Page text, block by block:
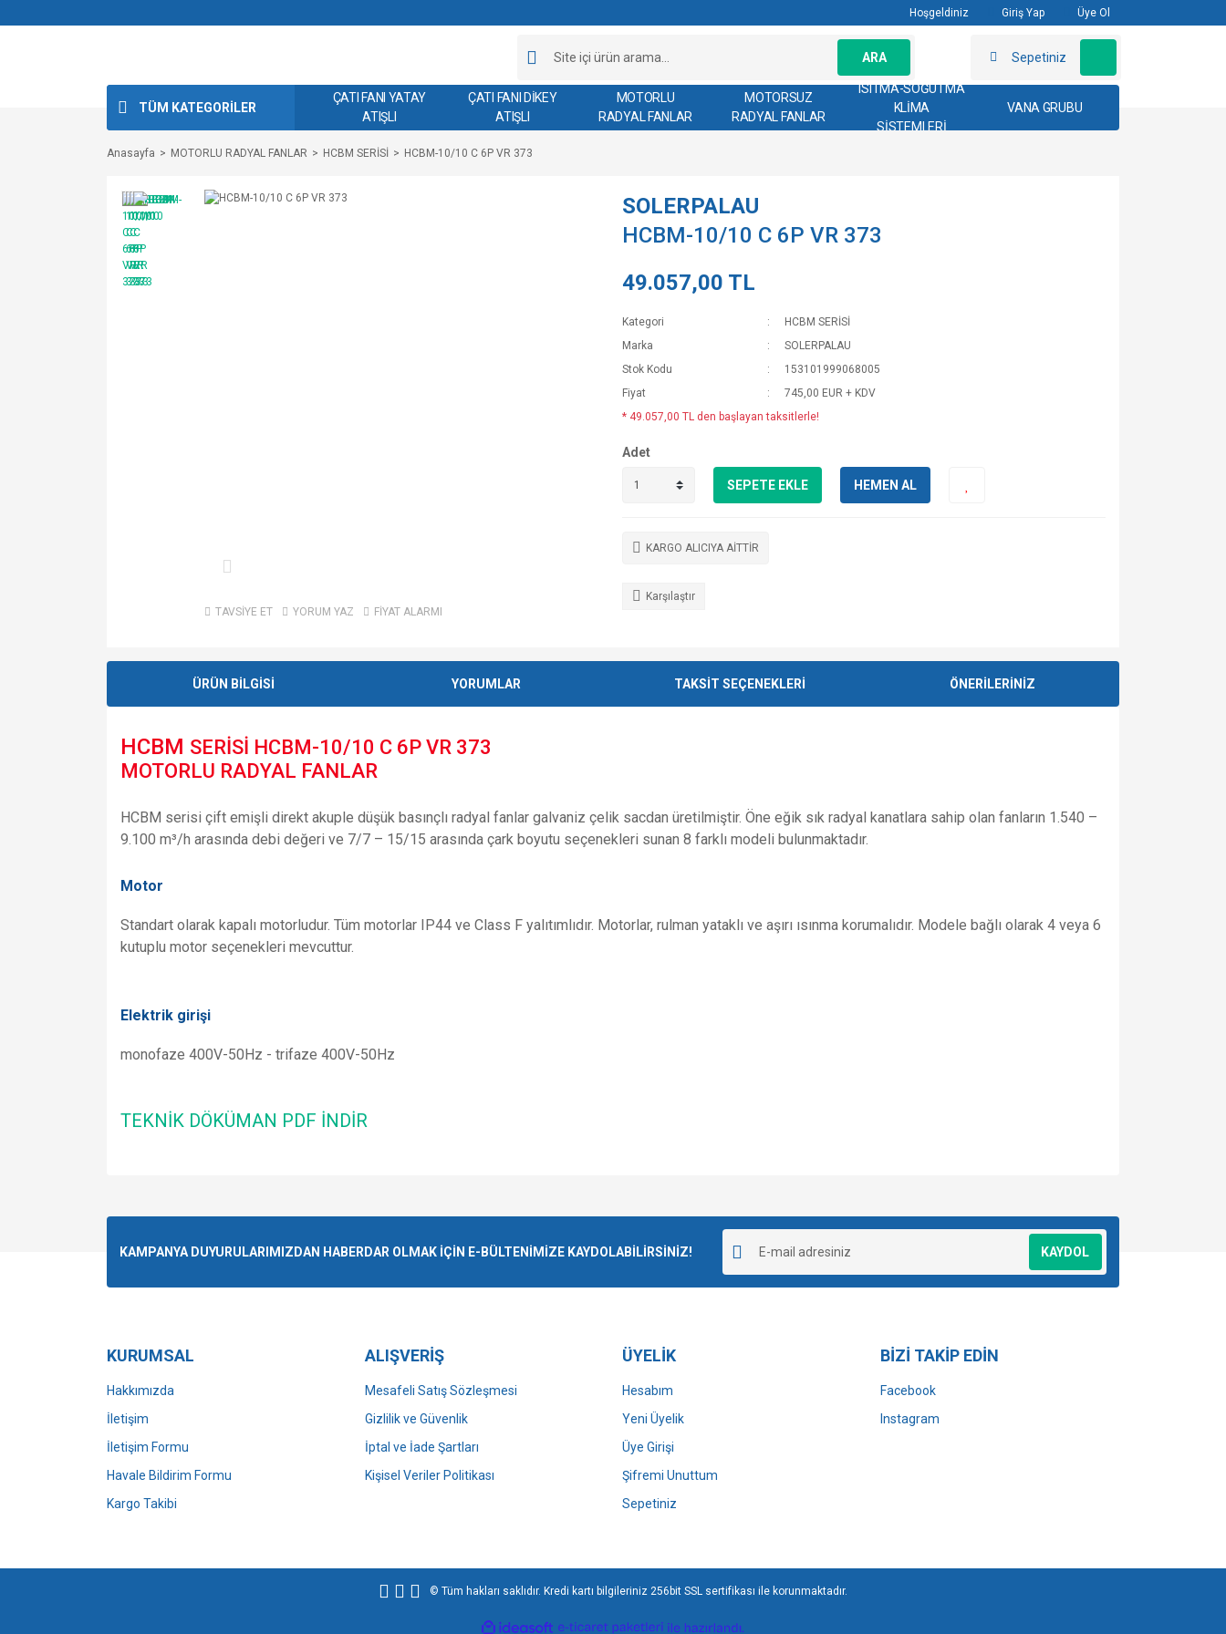
Hoşgeldiniz Giriş Yap Üye Ol
ARA Sepetiniz
TÜM KATEGORİLER
ÇATI FANI YATAY
ATIŞLI
ÇATI FANI DİKEY
ATIŞLI
MOTORLU
RADYAL FANLAR
MOTORSUZ
RADYAL FANLAR
ISITMA-SOĞUTMA
KLİMA
SİSTEMLERİ
VANA GRUBU
Anasayfa MOTORLU RADYAL FANLAR HCBM SERİSİ HCBM-10/10 C 6P VR 373
TAVSİYE ET YORUM YAZ FİYAT ALARMI
SOLERPALAU
HCBM-10/10 C 6P VR 373
49.057,00 TL
Kategori
HCBM SERİSİ
Marka
SOLERPALAU
Stok Kodu
153101999068005
Fiyat
745,00 EUR + KDV
* 49.057,00 TL den başlayan taksitlerle!
Adet
SEPETE EKLE HEMEN AL
KARGO ALICIYA AİTTİR
Karşılaştır
ÜRÜN BİLGİSİ YORUMLAR TAKSİT SEÇENEKLERİ ÖNERİLERİNİZ
HCBM SERİSİ HCBM-10/10 C 6P VR 373
MOTORLU RADYAL FANLAR
HCBM serisi çift emişli direkt akuple düşük basınçlı radyal fanlar galvaniz çelik sacdan üretilmiştir. Öne eğik sık radyal kanatlara sahip olan fanların 1.540 –
9.100 m³/h arasında debi değeri ve 7/7 – 15/15 arasında çark boyutu seçenekleri sunan 8 farklı modeli bulunmaktadır.
Motor
Standart olarak kapalı motorludur. Tüm motorlar IP44 ve Class F yalıtımlıdır. Motorlar, rulman yataklı ve aşırı ısınma korumalıdır. Modele bağlı olarak 4 veya 6
kutuplu motor seçenekleri mevcuttur.
Elektrik girişi
monofaze 400V-50Hz - trifaze 400V-50Hz
TEKNİK DÖKÜMAN PDF İNDİR
Ürün resmi kalitesiz, bozuk veya görüntülenemiyor.
Bu ürüne benzer farklı alternatifler olmalı.
Gönder
KAMPANYA DUYURULARIMIZDAN HABERDAR OLMAK İÇİN E-BÜLTENİMİZE KAYDOLABİLİRSİNİZ! KAYDOL
KURUMSAL
Hakkımızda
İletişim
İletişim Formu
Havale Bildirim Formu
Kargo Takibi
ALIŞVERİŞ
Mesafeli Satış Sözleşmesi
Gizlilik ve Güvenlik
İptal ve İade Şartları
Kişisel Veriler Politikası
ÜYELİK
Hesabım
Yeni Üyelik
Üye Girişi
Şifremi Unuttum
Sepetiniz
BİZİ TAKİP EDİN
Facebook
Instagram
© Tüm hakları saklıdır. Kredi kartı bilgileriniz 256bit SSL sertifikası ile korunmaktadır.
ideasoft e-